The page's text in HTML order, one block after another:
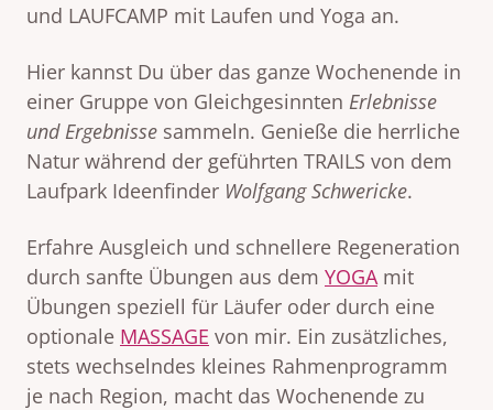
und LAUFCAMP mit Laufen und Yoga an.
Hier kannst Du über das ganze Wochenende in
einer Gruppe von Gleichgesinnten Erlebnisse
und Ergebnisse sammeln. Genieße die herrliche
Natur während der geführten TRAILS von dem
Laufpark Ideenfinder Wolfgang Schwericke.
Erfahre Ausgleich und schnellere Regeneration
durch sanfte Übungen aus dem YOGA mit
Übungen speziell für Läufer oder durch eine
optionale MASSAGE von mir. Ein zusätzliches,
stets wechselndes kleines Rahmenprogramm
je nach Region, macht das Wochenende zu